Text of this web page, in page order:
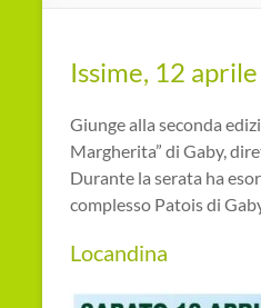
Issime, 12
Giunge alla seconda
Margherita” di Gaby,
Durante la serata ha
complesso Patois di
Locandina